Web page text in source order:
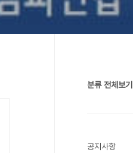
분류 전체보기
공지사항